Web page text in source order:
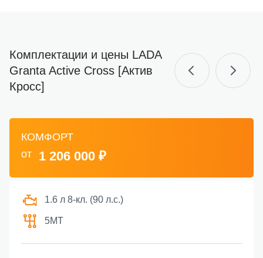
Комплектации и цены LADA
Granta Active Cross [Актив
Кросс]
КОМФОРТ
от
1 206 000 ₽
1.6 л 8-кл. (90 л.с.)
5МТ